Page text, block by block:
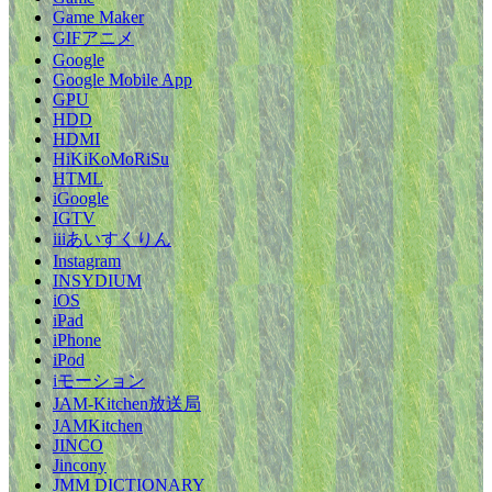
Game Maker
GIFアニメ
Google
Google Mobile App
GPU
HDD
HDMI
HiKiKoMoRiSu
HTML
iGoogle
IGTV
iiiあいすくりん
Instagram
INSYDIUM
iOS
iPad
iPhone
iPod
iモーション
JAM-Kitchen放送局
JAMKitchen
JINCO
Jincony
JMM DICTIONARY